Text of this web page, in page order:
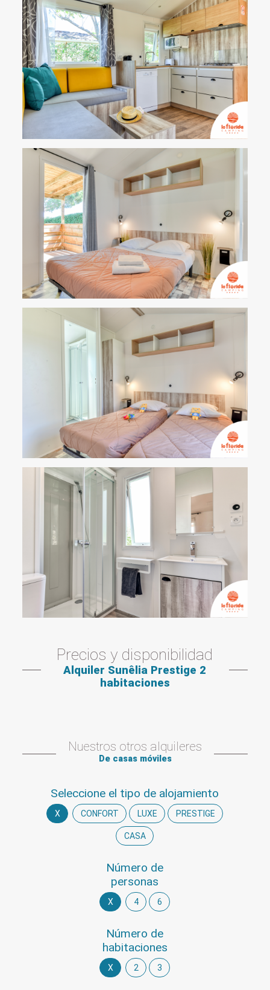
Precios y disponibilidad
Alquiler Sunêlia Prestige 2
habitaciones
Nuestros otros alquileres
De casas móviles
Seleccione el tipo de alojamiento
X CONFORT LUXE PRESTIGE
CASA
número de
personas
X 4 6
número de
habitaciones
X 2 3